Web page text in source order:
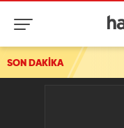
SON DAKİKA Türkiye'nin